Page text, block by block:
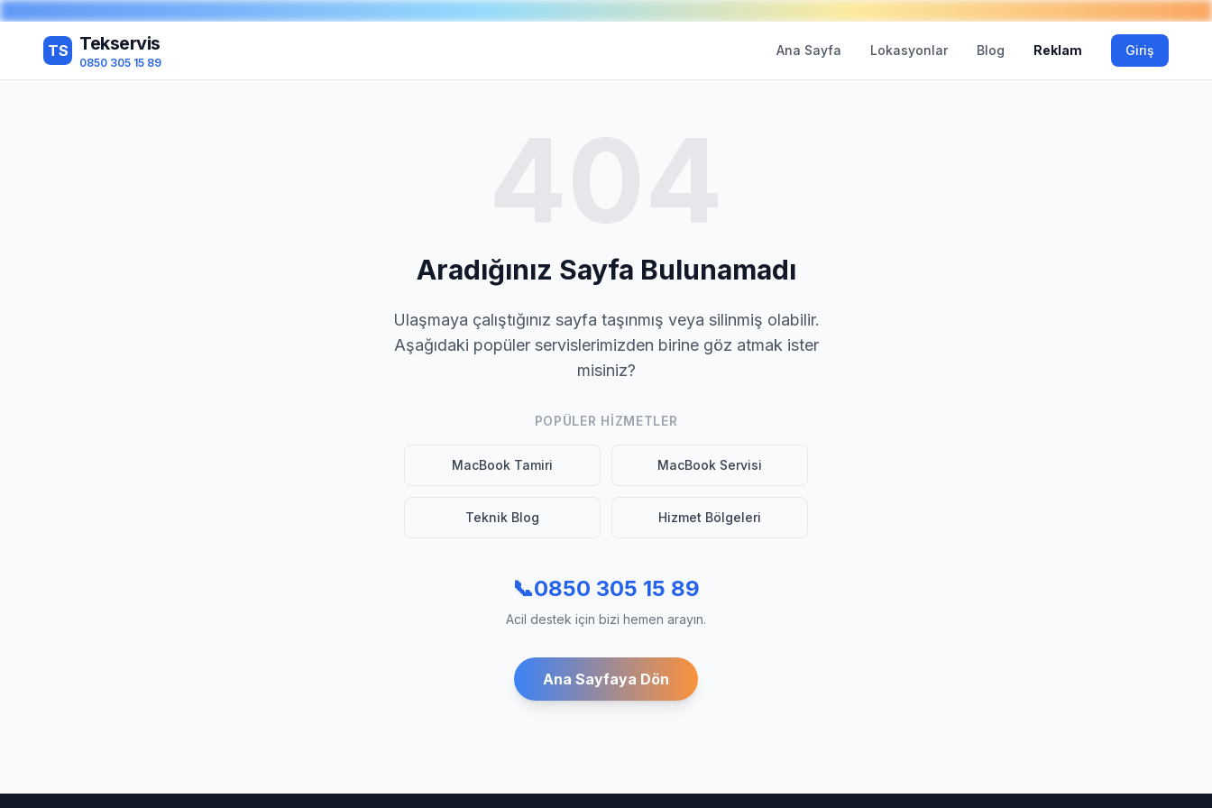
TS Tekservis
0850 305 15 89
Ana Sayfa Lokasyonlar Blog Reklam Giriş
Aradığınız Sayfa Bulunamadı
Ulaşmaya çalıştığınız sayfa taşınmış veya silinmiş olabilir.
Aşağıdaki popüler servislerimizden birine göz atmak ister
misiniz?
POPÜLER HIZMETLER
MacBook Tamiri MacBook Servisi
Teknik Blog Hizmet Bölgeleri
📞0850 305 15 89
Acil destek için bizi hemen arayın.
Ana Sayfaya Dön